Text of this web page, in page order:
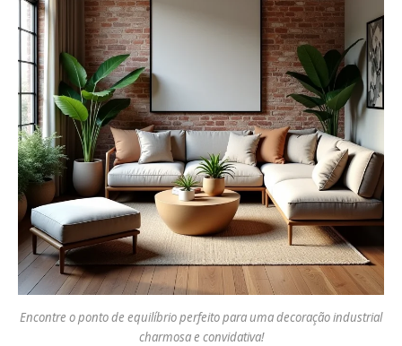
Encontre o ponto de equilíbrio perfeito para uma decoração industrial
charmosa e convidativa!